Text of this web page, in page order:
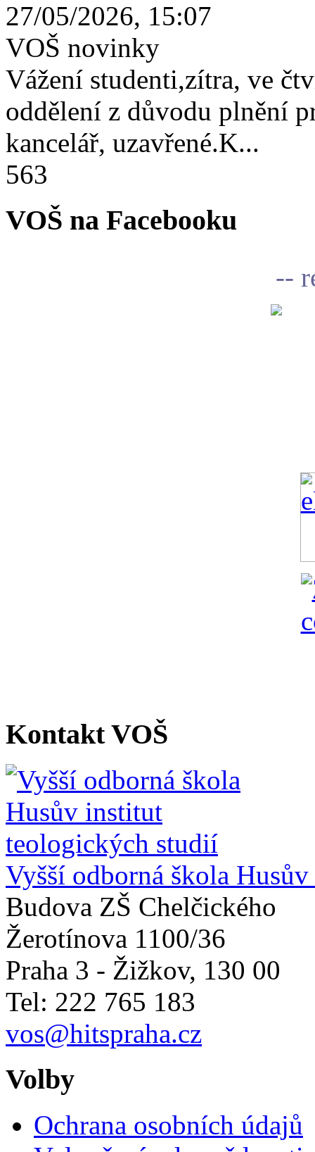
27/05/2026, 15:07
VOŠ novinky
Vážení studenti,zítra, ve
oddělení z důvodu plnění
kancelář, uzavřené.K...
563
VOŠ na Facebooku
--
Kontakt VOŠ
Vyšší odborná škola
Budova ZŠ Chelčického
Žerotínova 1100/36
Praha 3 - Žižkov, 130 00
Tel: 222 765 183
vos@hitspraha.cz
Volby
Ochrana osobních údajů